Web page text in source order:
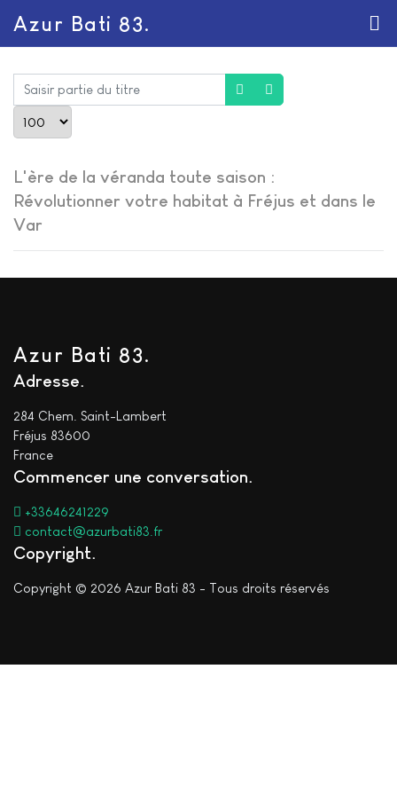
Azur Bati 83.
Saisir partie du titre
L'ère de la véranda toute saison :
Révolutionner votre habitat à Fréjus et dans le
Var
Azur Bati 83.
Adresse
284 Chem. Saint-Lambert
Fréjus 83600
France
Commencer une conversation
+33646241229
contact@azurbati83.fr
Copyright
Copyright © 2026 Azur Bati 83 - Tous droits réservés